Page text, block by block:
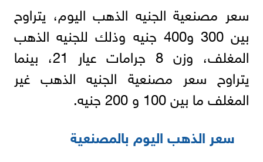
سعر مصنعية الجنيه الذهب اليوم، يتراوح
بين 300 و400 جنيه وذلك للجنيه الذهب
المغلف، وزن 8 جرامات عيار 21، بينما
يتراوح سعر مصنعية الجنيه الذهب غير
المغلف ما بين 100 و 200 جنيه.
سعر الذهب اليوم بالمصنعية